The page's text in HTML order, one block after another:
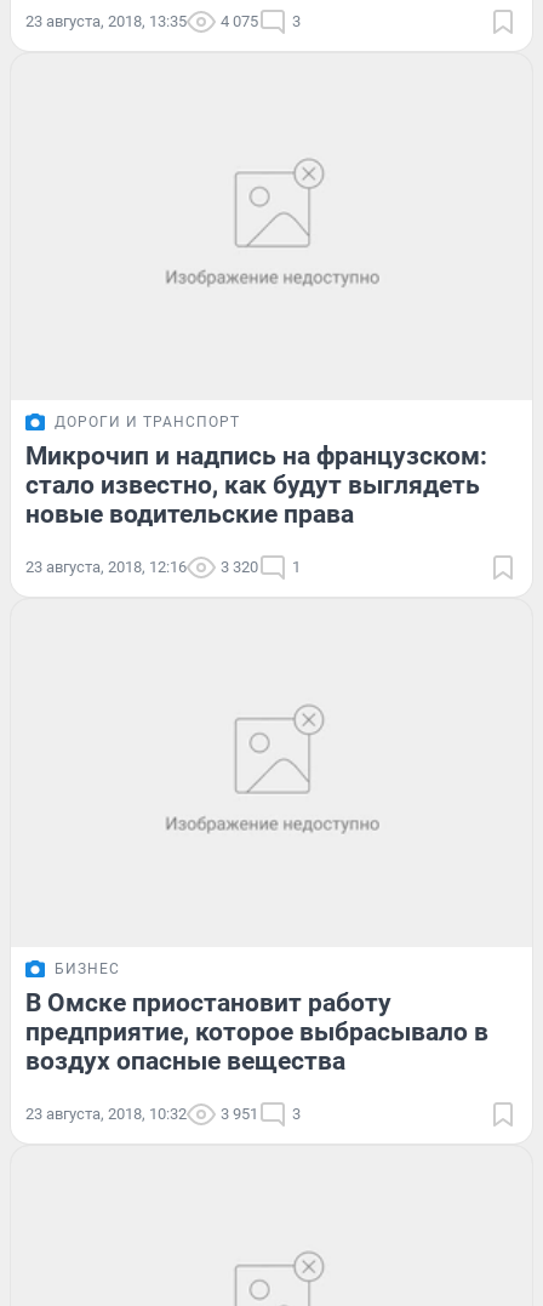
23 августа, 2018, 13:35 4 075 3
ДОРОГИ И ТРАНСПОРТ
Микрочип и надпись на французском:
стало известно, как будут выглядеть
новые водительские права
23 августа, 2018, 12:16 3 320 1
БИЗНЕС
В Омске приостановит работу
предприятие, которое выбрасывало в
воздух опасные вещества
23 августа, 2018, 10:32 3 951 3